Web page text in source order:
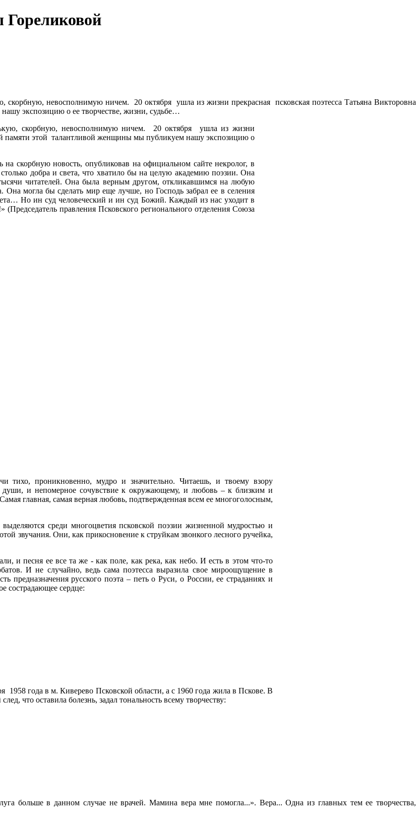
Гореликовой
скорбную, невосполнимую ничем. 20 октября ушла из жизни прекрасная псковская поэтесса Татьяна Викторовна
экспозицию о ее творчестве, жизни, судьбе…
скорбную, невосполнимую ничем. 20 октября ушла из жизни
памяти этой талантливой женщины мы публикуем нашу экспозицию о
скорбную новость, опубликовав на официальном сайте некролог, в
добра и света, что хватило бы на целую академию поэзии. Она
читателей. Она была верным другом, откликавшимся на любую
могла бы сделать мир еще лучше, но Господь забрал ее в селения
Но ин суд человеческий и ин суд Божий. Каждый из нас уходит в
правления Псковского регионального отделения Союза
тихо, проникновенно, мудро и значительно. Читаешь, и твоему взору
души, и непомерное сочувствие к окружающему, и любовь – к близким и
главная, самая верная любовь, подтвержденная всем ее многоголосным,
среди многоцветия псковской поэзии жизненной мудростью и
звучания. Они, как прикосновение к струйкам звонкого лесного ручейка,
и песня ее все та же - как поле, как река, как небо. И есть в этом что-то
И не случайно, ведь сама поэтесса выразила свое мироощущение в
предназначения русского поэта – петь о Руси, о России, ее страданиях и
сострадающее сердце:
1958 года в м. Киверево Псковской области, а с 1960 года жила в Пскове. В
что оставила болезнь, задал тональность всему творчеству:
больше в данном случае не врачей. Мамина вера мне помогла...». Вера... Одна из главных тем ее творчества,